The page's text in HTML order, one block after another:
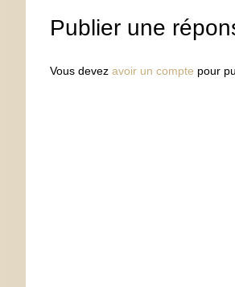
Publier une
Vous devez avoir un compte pour